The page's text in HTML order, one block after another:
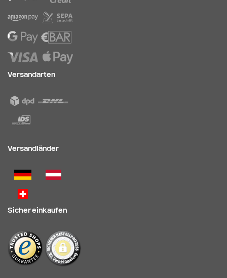
Versandarten
Versandländer
Sicher einkaufen